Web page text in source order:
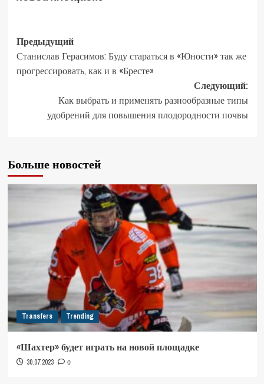
Предыдущий
Станислав Герасимов: Буду стараться в «Юности» так же
прогрессировать, как и в «Бресте»
Следующий:
Как выбрать и применять разнообразные типы
удобрений для повышения плодородности почвы
Больше новостей
Transfers Trending
«Шахтер» будет играть на новой площадке
30.07.2023 0